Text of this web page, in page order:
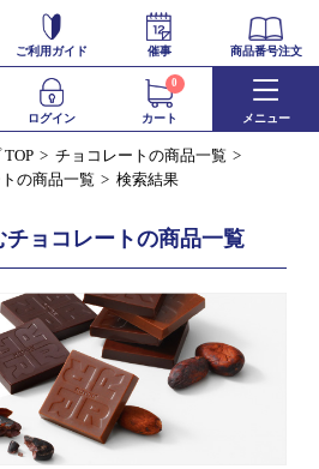
ご利用ガイド 催事 商品番号注文
ログイン カート
0
メニュー
チョコレートの商品一覧
の商品一覧
検索結果
チョコレートの商品一覧